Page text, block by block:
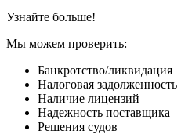
Узнайте больше!
Мы можем проверить:
Банкротство/ликвидация
Налоговая задолженность
Наличие лицензий
Надежность поставщика
Решения судов